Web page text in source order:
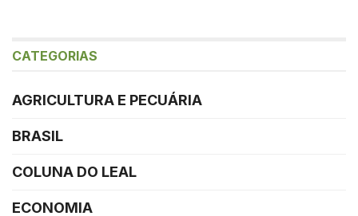
CATEGORIAS
AGRICULTURA E PECUÁRIA
BRASIL
COLUNA DO LEAL
ECONOMIA